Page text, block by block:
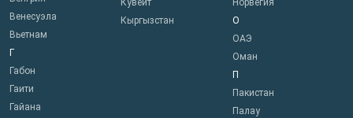
Венесуэла
Вьетнам
Г
Габон
Гаити
Гайана
Кувейт
Кыргызстан
Норвегия
О
ОАЭ
Оман
П
Пакистан
Палау